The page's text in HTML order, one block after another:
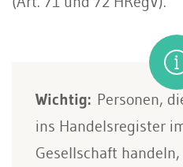
Wichtig: Personen,
ins Handelsregister
Gesellschaft